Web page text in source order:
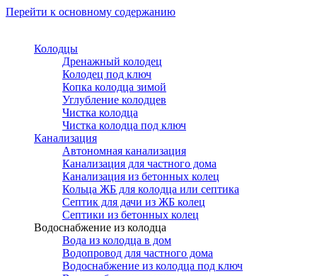
Перейти к основному содержанию
Колодцы
Дренажный колодец
Колодец под ключ
Копка колодца зимой
Углубление колодцев
Чистка колодца
Чистка колодца под ключ
Канализация
Автономная канализация
Канализация для частного дома
Канализация из бетонных колец
Кольца ЖБ для колодца или септика
Септик для дачи из ЖБ колец
Септики из бетонных колец
Водоснабжение из колодца
Вода из колодца в дом
Водопровод для частного дома
Водоснабжение из колодца под ключ